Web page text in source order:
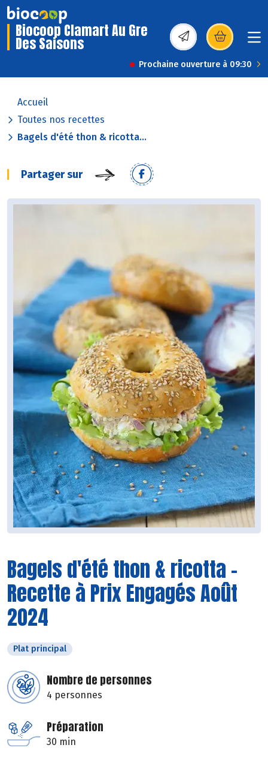
Biocoop Clamart Au Gre
Des Saisons (s’ouvre dans une
Prochaine ouverture à 09:30
Accueil
Toutes nos recettes
Bagels d'été thon & ricotta...
Partager sur
Bagels d'été thon & ricotta -
Recette à Prix Engagés Août
2024
Plat principal
Nombre de personnes
4 personnes
Préparation
30 min